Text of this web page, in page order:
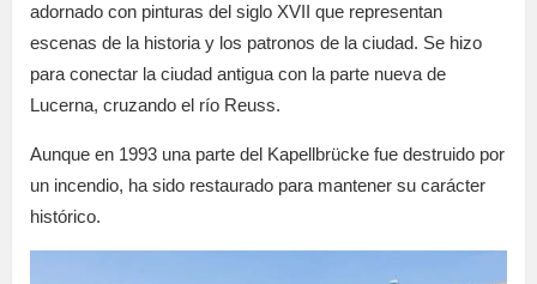
adornado con pinturas del siglo XVII que representan
escenas de la historia y los patronos de la ciudad. Se hizo
para conectar la ciudad antigua con la parte nueva de
Lucerna, cruzando el río Reuss.
Aunque en 1993 una parte del Kapellbrücke fue destruido por
un incendio, ha sido restaurado para mantener su carácter
histórico.